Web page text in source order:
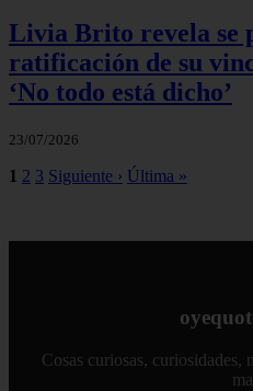
Livia Brito revela se
ratificación de su
‘No todo está dicho’
23/07/2026
1 2 3 Siguiente › Última »
Cosas curiosas, curiosidades,